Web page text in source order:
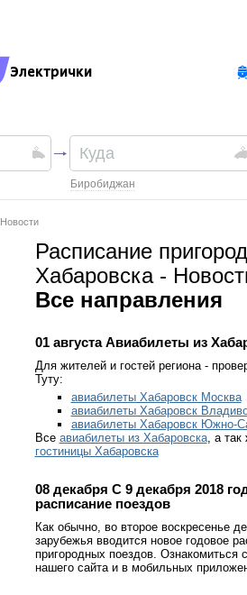
Электрички
Биробиджан
Новости
Расписание
Хабаровска -
Все направления
01 августаАвиабилеты из
Для жителей и гостей региона -
Туту:
авиабилеты Хабаровск Москва
авиабилеты Хабаровск
авиабилеты Хабаровск Южно-
Все авиабилеты из Хабаровска, а так
гостиницы Хабаровска
08 декабря С 9 декабря 2018
расписание поездов
Как обычно, во второе воскресенье
зарубежья вводится новое годовое
пригородных поездов.
нашего сайта и в мобильных